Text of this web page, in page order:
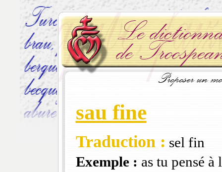
sau fine
Traduction : sel fin
Exemple : as tu pensé à